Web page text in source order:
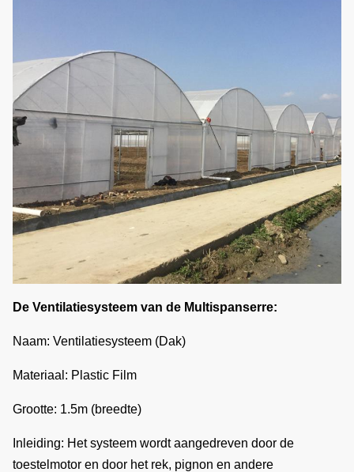
De Ventilatiesysteem van de Multispanserre:
Naam: Ventilatiesysteem (Dak)
Materiaal: Plastic Film
Grootte: 1.5m (breedte)
Inleiding: Het systeem wordt aangedreven door de
toestelmotor en door het rek, pignon en andere